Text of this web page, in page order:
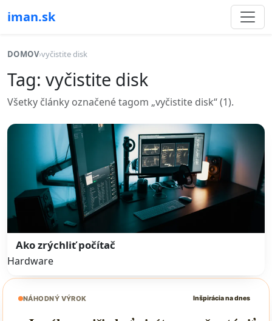
iman.sk
DOMOV›vyčistite disk
Tag: vyčistite disk
Všetky články označené tagom „vyčistite disk“ (1).
Ako zrýchliť počítač
Hardware